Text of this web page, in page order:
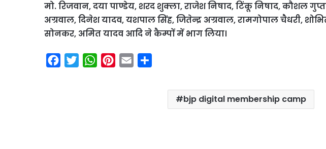
मो. रिजवान, दया पाण्डेय, शरद शुक्ला, राजेश निषाद, टिंकू निषाद, कौशल
अग्रवाल, दिनेश यादव, यशपाल सिंह, जितेन्द्र अग्रवाल, रामगोपालचैधरी,
सोनकर, अमित यादव आदि ने कैम्पों में भाग लिया।
W
bjp digital membership camp